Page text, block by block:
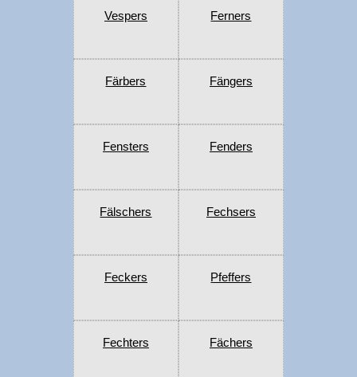
Vespers Ferners
Färbers Fängers
Fensters Fenders
Fälschers Fechsers
Feckers Pfeffers
Fechters Fächers